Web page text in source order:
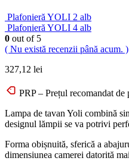
Plafonieră YOLI 2 alb
Plafonieră YOLI 4 alb
0 out of 5
( Nu există recenzii până acum. )
327,12 lei
PRP – Prețul recomandat de
Lampa de tavan Yoli combină
designul lămpii se va potrivi
Forma obișnuită, sferică a
dimensiunea camerei datorită